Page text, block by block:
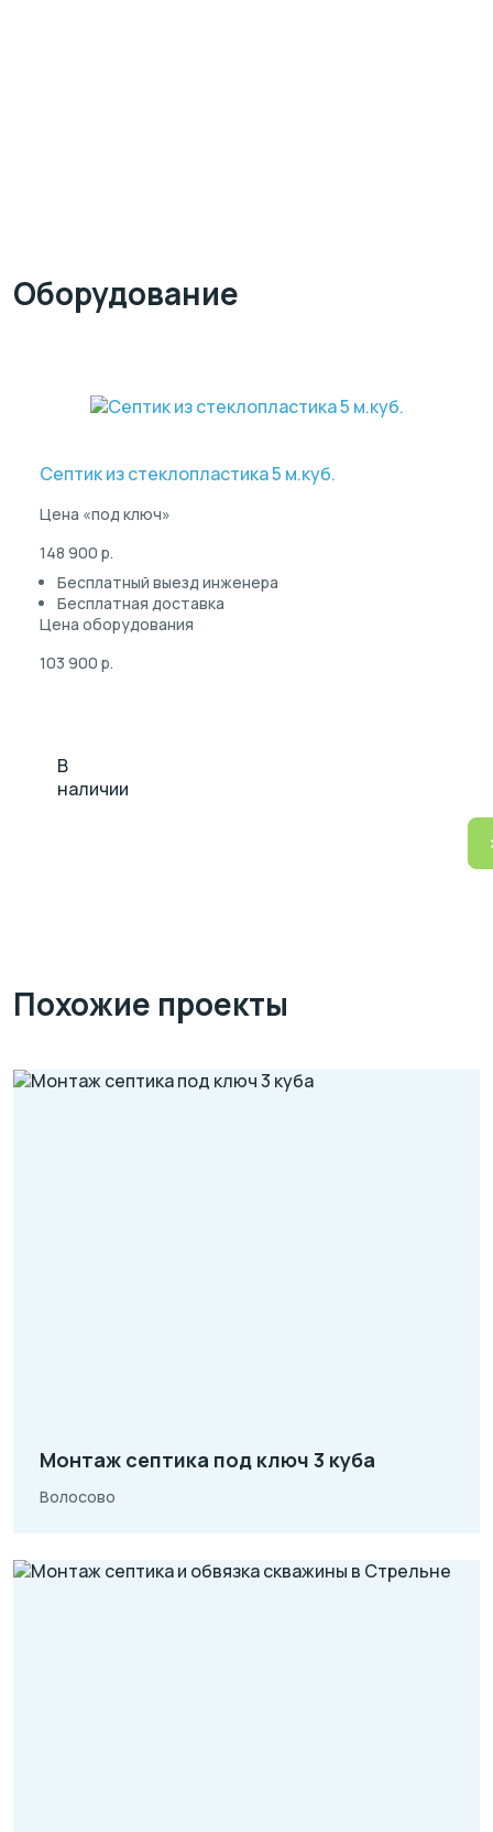
Оборудование
Септик из стеклопластика 5 м.куб.
Цена «под ключ»
148 900 р.
Бесплатный выезд инженера
Бесплатная доставка
Цена оборудования
103 900 р.
В
наличии
Похожие проекты
Монтаж септика под ключ 3 куба
Волосово